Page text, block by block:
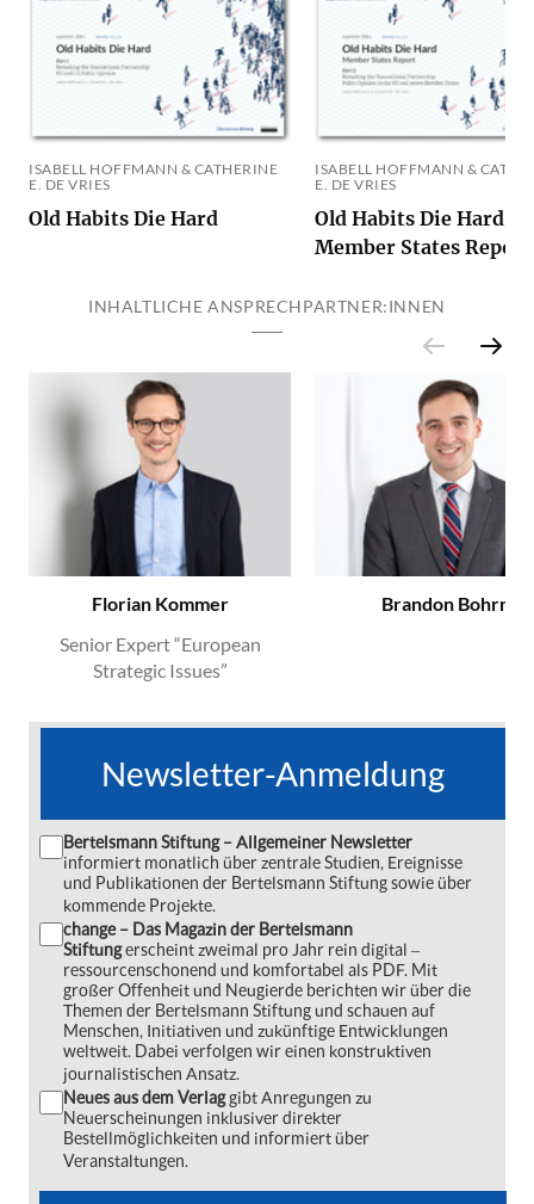
ISABELL HOFFMANN & CATHERINE
E. DE VRIES
Old Habits Die Hard
ISABELL HOFFMANN &
E. DE VRIES
Old Habits Die Hard –
Member States Report
INHALTLICHE ANSPRECHPARTNER:INNEN
Florian Kommer
Senior Expert “European
Strategic Issues”
Brandon Bohrn
Newsletter-Anmeldung
Bertelsmann Stiftung – Allgemeiner Newsletter
informiert monatlich über zentrale Studien, Ereignisse
und Publikationen der Bertelsmann Stiftung sowie über
kommende Projekte.
change – Das Magazin der Bertelsmann
Stiftungerscheint zweimal pro Jahr rein digital ‒
ressourcenschonend und komfortabel als PDF. Mit
großer Offenheit und Neugierde berichten wir über die
Themen der Bertelsmann Stiftung und schauen auf
Menschen, Initiativen und zukünftige Entwicklungen
weltweit. Dabei verfolgen wir einen konstruktiven
journalistischen Ansatz.
Neues aus dem Verlaggibt Anregungen zu
Neuerscheinungen inklusiver direkter
Bestellmöglichkeiten und informiert über
Veranstaltungen.